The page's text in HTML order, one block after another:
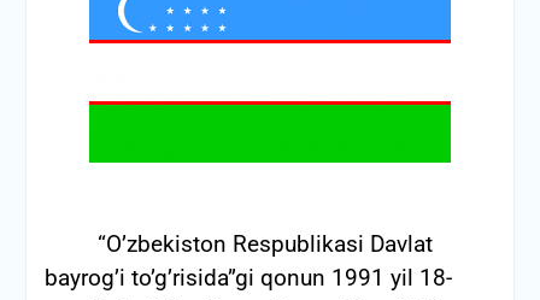
“O’zbekiston Respublikasi Davlat
bayrog’i to’g’risida”gi qonun 1991 yil 18-